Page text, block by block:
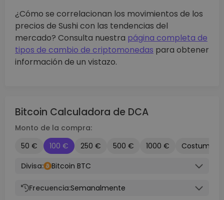
¿Cómo se correlacionan los movimientos de los
precios de Sushi con las tendencias del
mercado? Consulta nuestra página completa de
tipos de cambio de criptomonedas para obtener
información de un vistazo.
Bitcoin Calculadora de DCA
Monto de la compra:
50 €
100 € 250 € 500 € 1000 €
Costumbre
Divisa:
Bitcoin BTC
Frecuencia:Semanalmente